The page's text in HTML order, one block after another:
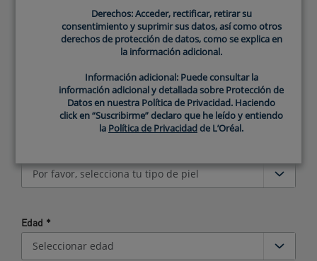
Derechos: Acceder, rectificar, retirar su
consentimiento y suprimir sus datos, así como otros
derechos de protección de datos, como se explica en
la información adicional.
Información adicional: Puede consultar la
información adicional y detallada sobre Protección de
Datos en nuestra Política de Privacidad. Haciendo
click en “Suscribirme” declaro que he leído y entiendo
la Política de Privacidadde L’Oréal.
Edad *
Derechos: Acceder, rectificar, retirar su
consentimiento y suprimir sus datos, así como otros
derechos de protección de datos, como se explica en
la información adicional.
Información adicional: Puede consultar la
información adicional y detallada sobre Protección de
Datos en nuestra Política de Privacidad. Haciendo
click en “Suscribirme” declaro que he leído y entiendo
la Política de Privacidadde L’Oréal.